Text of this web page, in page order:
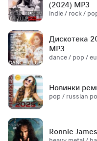
(2024) MP3
indie / rock /
Дискотека
MP3
dance / pop /
Новинки
pop / russian
Ronnie